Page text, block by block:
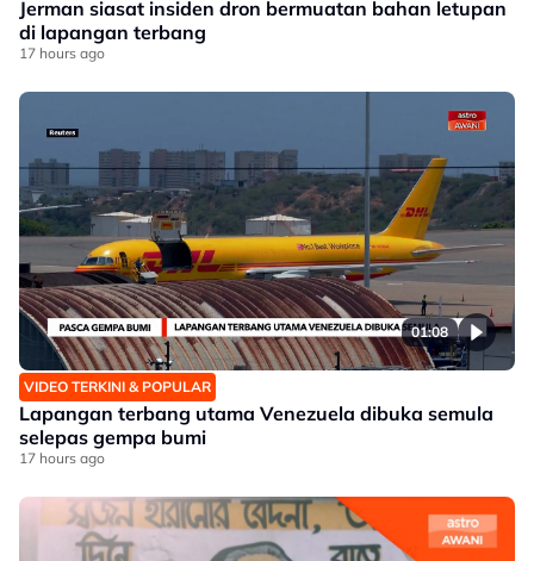
Jerman siasat insiden dron bermuatan bahan letupan
di lapangan terbang
17 hours ago
01:08
VIDEO TERKINI & POPULAR
Lapangan terbang utama Venezuela dibuka semula
selepas gempa bumi
17 hours ago